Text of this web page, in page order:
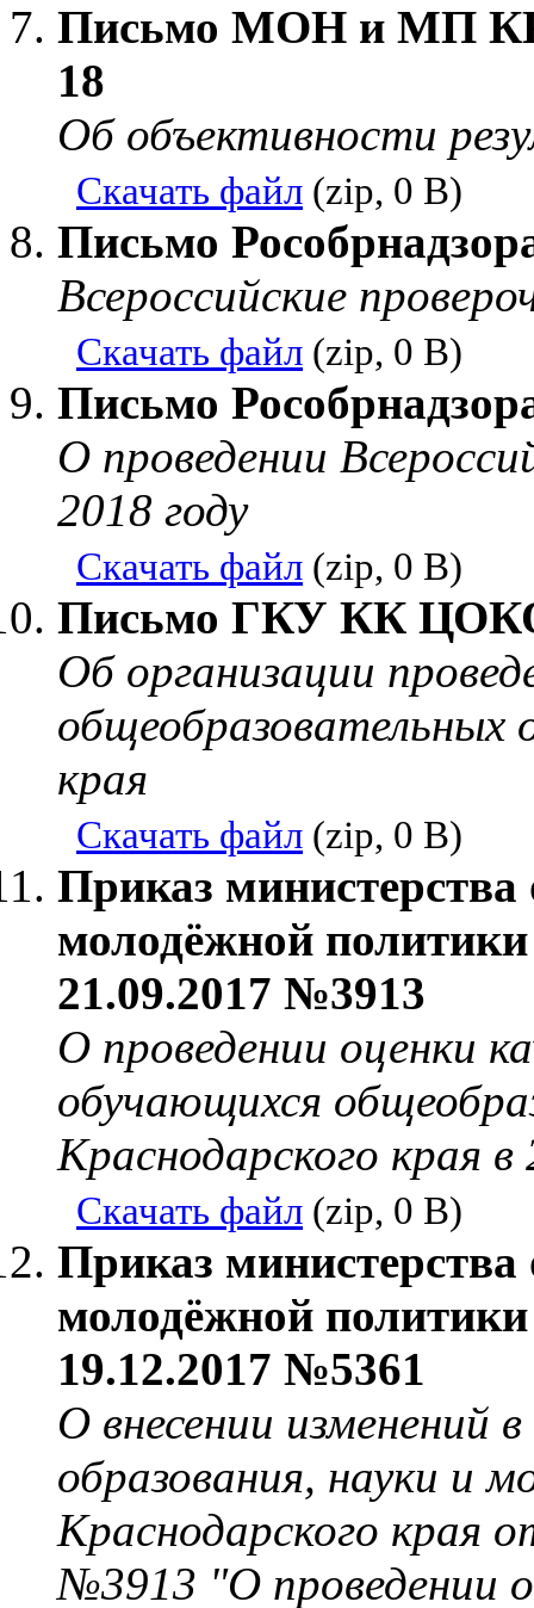
Письмо МОН и МП КК
18
Об объективности
Скачать файл (zip, 0 B)
Письмо
Всероссийские
Скачать файл (zip, 0 B)
Письмо
О проведении
2018 году
Скачать файл (zip, 0 B)
Письмо ГКУ КК
Об организации
общеобразовательных
края
Скачать файл (zip, 0 B)
Приказ министерства
молодёжной
21.09.2017 №3913
О проведении оценки
обучающихся
Краснодарского края
Скачать файл (zip, 0 B)
Приказ министерства
молодёжной
19.12.2017 №5361
О внесении изменений
образования, науки и
Краснодарского края
№3913 "О проведении